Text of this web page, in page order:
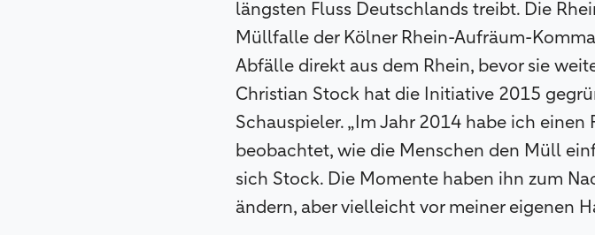
längsten Fluss Deutschlands treibt. Die
Müllfalle der Kölner Rhein-Aufräum-
Abfälle direkt aus dem Rhein, bevor sie
Christian Stock hat die Initiative 2015
Schauspieler. „Im Jahr 2014 habe ich
beobachtet, wie die Menschen den Müll
sich Stock. Die Momente haben ihn zum
ändern, aber vielleicht vor meiner eigenen